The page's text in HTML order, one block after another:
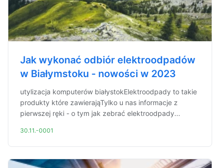
Jak wykonać odbiór elektroodpadów
w Białymstoku - nowości w 2023
utylizacja komputerów białystokElektroodpady to takie
produkty które zawierająTylko u nas informacje z
pierwszej ręki - o tym jak zebrać elektroodpady...
30.11.-0001